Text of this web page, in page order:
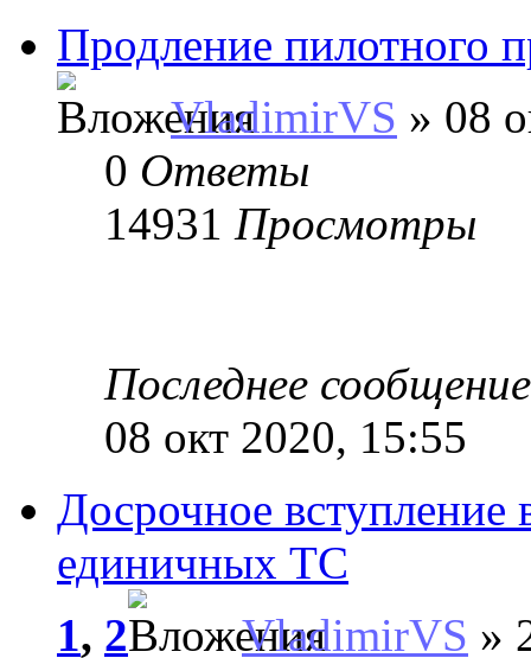
Продление пилотного
VladimirVS » 08
0 Ответы
14931 Просмотры
Последнее
08 окт 2020, 15:55
Досрочное
единичных ТС
1, 2 VladimirVS »